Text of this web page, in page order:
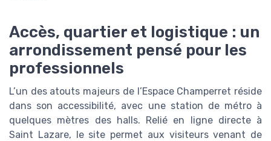
Accès, quartier et logistique : un
arrondissement pensé pour les
professionnels
L’un des atouts majeurs de l’Espace Champerret réside
dans son accessibilité, avec une station de métro à
quelques mètres des halls. Relié en ligne directe à
Saint Lazare, le site permet aux visiteurs venant de